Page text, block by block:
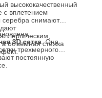
высококачественный
с вплетением
серебра снимают
объемная стежка
3D сетка . Она
трехмерного
постоянную